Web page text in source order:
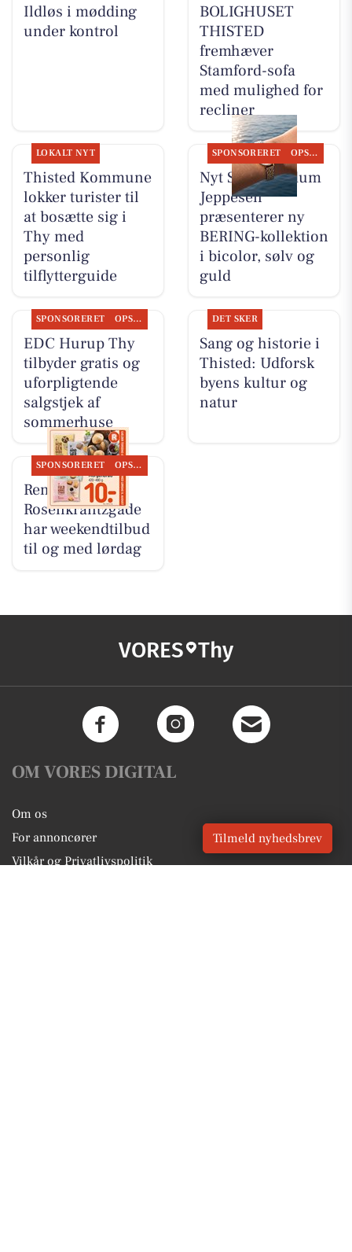
Ildløs i mødding
under kontrol
BOLIGHUSET
THISTED
fremhæver
Stamford-sofa
med mulighed for
recliner
LOKALT NYT
Thisted Kommune
lokker turister til
at bosætte sig i
Thy med
personlig
tilflytterguide
SPONSORERET OPSLAGSTAVLEN
Nyt Syn Brøndum
Jeppesen
præsenterer ny
BERING-kollektion
i bicolor, sølv og
guld
SPONSORERET OPSLAGSTAVLEN
EDC Hurup Thy
tilbyder gratis og
uforpligtende
salgstjek af
sommerhuse
DET SKER
Sang og historie i
Thisted: Udforsk
byens kultur og
natur
SPONSORERET OPSLAGSTAVLEN
Rema 1000
Rosenkrantzgade
har weekendtilbud
til og med lørdag
VORES Thy
OM VORES DIGITAL
Om os
For annoncører
Vilkår og Privatlivspolitik
Tilmeld nyhedsbrev